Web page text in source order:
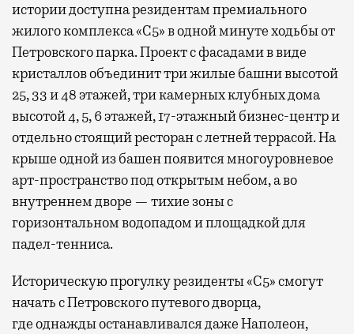
истории доступна резидентам премиального
жилого комплекса «С5»в одной минуте ходьбы от
Петровского парка. Проект с фасадами в виде
кристаллов объединит три жилые башни высотой
25, 33 и 48 этажей, три камерных клубных дома
высотой 4, 5, 6 этажей, 17-этажный бизнес-центр и
отдельно стоящий ресторан с летней террасой. На
крыше одной из башен появится многоуровневое
арт-пространство под открытым небом, а во
внутреннем дворе — тихие зоны с
горизонтальном водопадом и площадкой для
падел-тенниса.
Историческую прогулку резиденты «С5» смогут
начать с Петровского путевого дворца,
гдеоднажды останавливался даже Наполеон,